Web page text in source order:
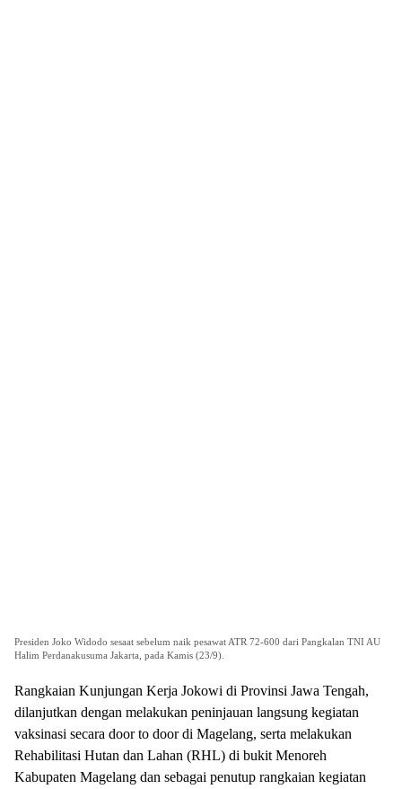
Presiden Joko Widodo sesaat sebelum naik pesawat ATR 72-600 dari Pangkalan TNI AU
Halim Perdanakusuma Jakarta, pada Kamis (23/9).
Rangkaian Kunjungan Kerja Jokowi di Provinsi Jawa Tengah,
dilanjutkan dengan melakukan peninjauan langsung kegiatan
vaksinasi secara door to door di Magelang, serta melakukan
Rehabilitasi Hutan dan Lahan (RHL) di bukit Menoreh
Kabupaten Magelang dan sebagai penutup rangkaian kegiatan